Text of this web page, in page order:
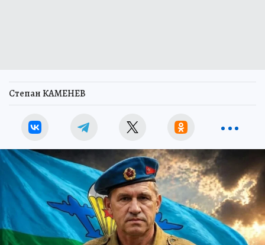
Степан КАМЕНЕВ